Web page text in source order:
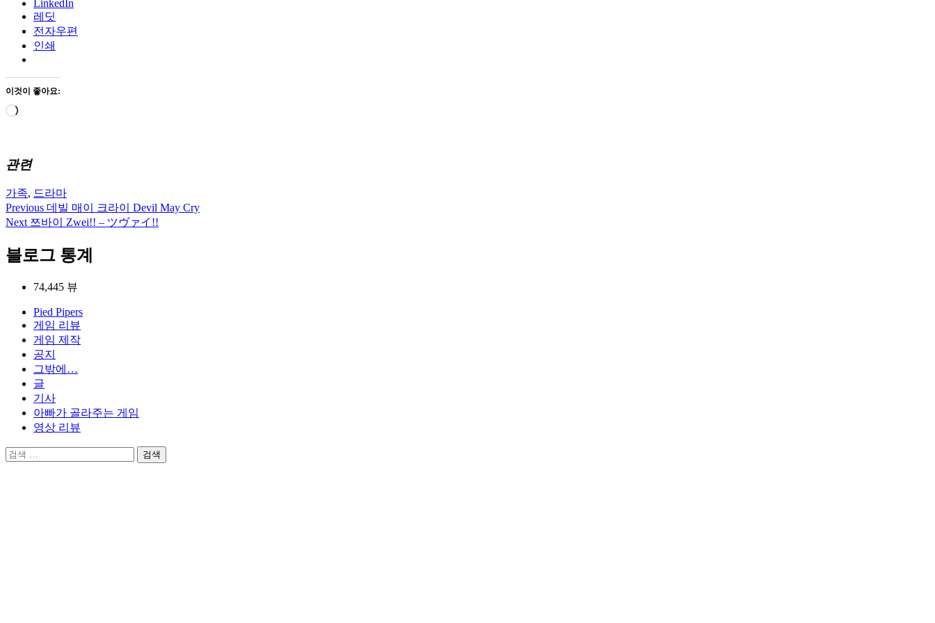
LinkedIn
레딧
전자우편
인쇄
이것이 좋아요:
로
관련
가족, 드라마
글
색
Previous 데빌 매이 크라이 Devil May Cry
Next 쯔바이 Zwei!! – ツヴァイ!!
블로그 통계
74,445 뷰
Pied Pipers
게임 리뷰
게임 제작
공지
그밖에…
글
기사
아빠가 골라주는 게임
영상 리뷰
검